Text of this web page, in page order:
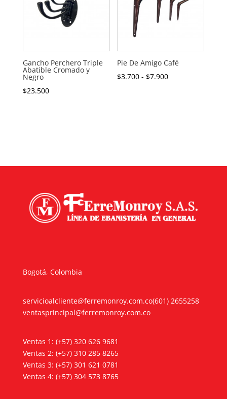
$3.900
Gancho Perchero Triple
Abatible Cromado y
Negro
$23.500
Pie De Amigo Café
$3.700 - $7.900Rango
Bogotá, Colombia
servicioalcliente@ferremonroy.com.co
ventasprincipal@ferremonroy.com.co
(601) 2655258
Ventas 1: (+57) 320 626 9681
Ventas 2: (+57) 310 285 8265
Ventas 3: (+57) 301 621 0781
Ventas 4: (+57) 304 573 8765